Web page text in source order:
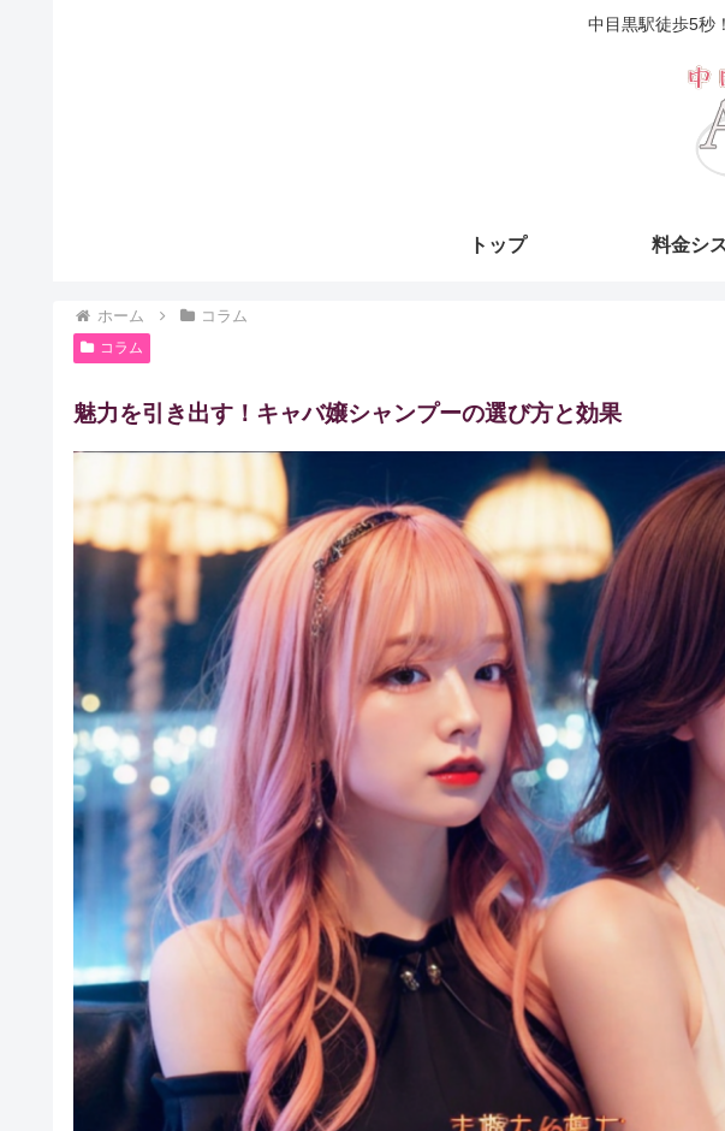
中目黒駅徒歩5秒
トップ 料金シ
ホーム コラム
コラム
魅力を引き出す！キャバ嬢シャンプーの選び方と効果